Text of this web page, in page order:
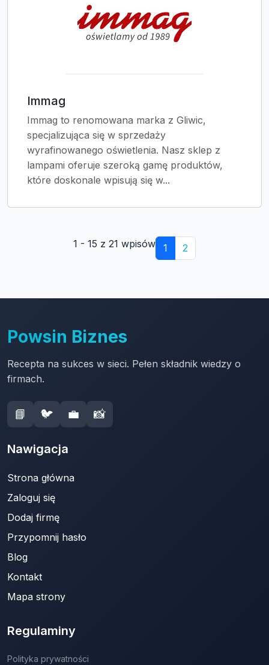
Immag
Immag to renomowana marka z Gliwic,
specjalizująca się w sprzedaży
wyrafinowanego oświetlenia. Nasz sklep z
lampami oferuje szeroką gamę produktów,
które doskonale wpisują się w...
1 - 15 z 21 wpisów 1 2
Powsin Biznes
Recepta na sukces w sieci. Pełen składnik wiedzy o
firmach.
📘 🐦 💼 📸
Nawigacja
Strona główna
Zaloguj się
Dodaj firmę
Przypomnij hasło
Blog
Kontakt
Mapa strony
Regulaminy
Polityka prywatności